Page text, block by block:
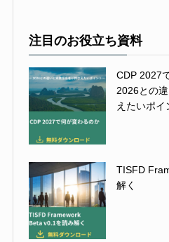
注目のお役立ち資料
CDP 2027
2026との
えたいポ
TISFD
解く